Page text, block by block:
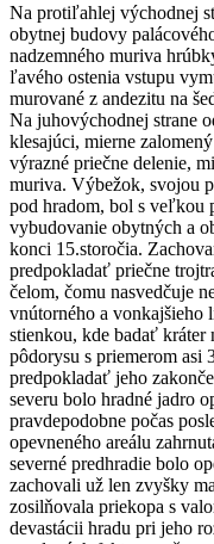
Na protiľahlej východnej
obytnej budovy
nadzemného muriva
ľavého ostenia vstupu
murované z andezitu na
Na juhovýchodnej strane
klesajúci, mierne
výrazné priečne delenie,
muriva. Výbežok, svojou
pod hradom, bol s veľkou
vybudovanie obytných a
konci 15.storočia.
predpokladať priečne
čelom, čomu nasvedčuje
vnútorného a vonkajšieho
stienkou, kde badať kráter
pôdorysu s priemerom asi
predpokladať jeho
severu bolo hradné jadro
pravdepodobne počas
opevneného areálu
severné predhradie bolo
zachovali už len zvyšky
zosilňovala priekopa s
devastácii hradu pri jeho